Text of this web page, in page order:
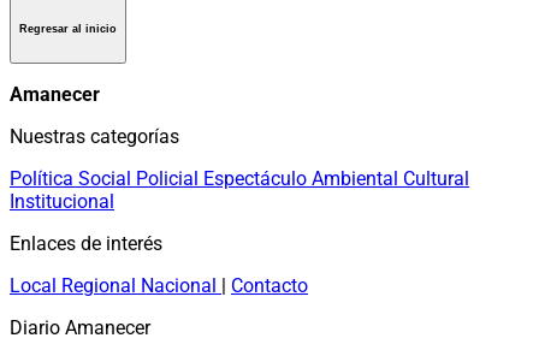
Regresar al inicio
Amanecer
Nuestras categorías
Política Social Policial Espectáculo Ambiental Cultural
Institucional
Enlaces de interés
Local Regional Nacional | Contacto
Diario Amanecer